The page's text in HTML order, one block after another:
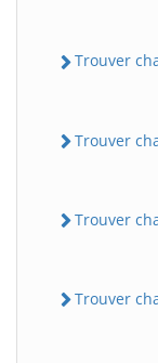
Trouver
Trouver
Trouver
Trouver